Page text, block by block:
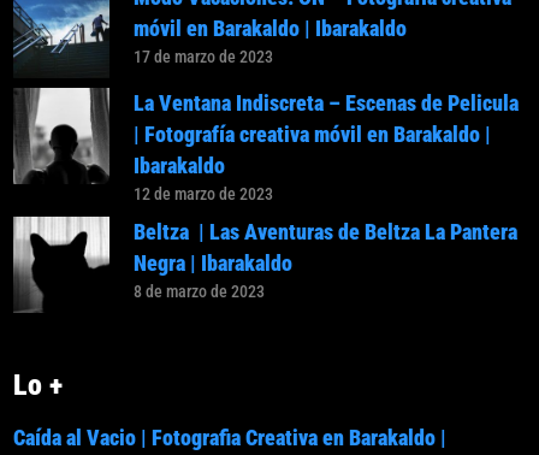
móvil en Barakaldo | Ibarakaldo
17 de marzo de 2023
La Ventana Indiscreta – Escenas de Pelicula
| Fotografía creativa móvil en Barakaldo |
Ibarakaldo
12 de marzo de 2023
Beltza | Las Aventuras de Beltza La Pantera
Negra | Ibarakaldo
8 de marzo de 2023
Lo +
Caída al Vacio | Fotografia Creativa en Barakaldo |